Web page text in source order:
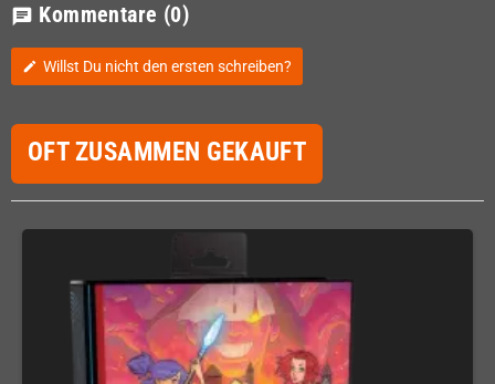
chat Kommentare (0)
edit Willst Du nicht den ersten schreiben?
OFT ZUSAMMEN GEKAUFT